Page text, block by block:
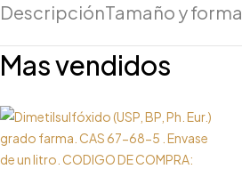
DescripciónTamaño y forma
Mas vendidos